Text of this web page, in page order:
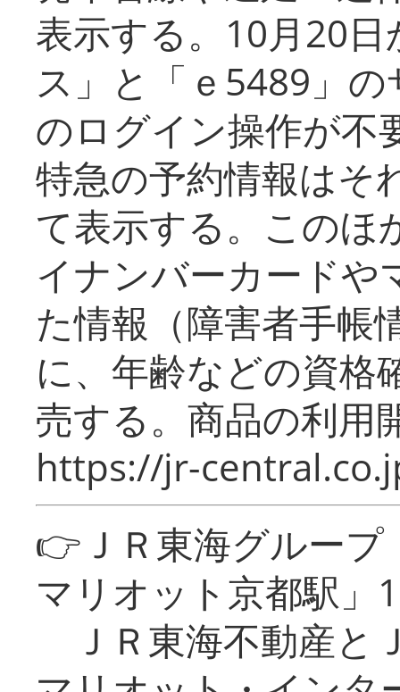
表示する。10月20
ス」と「ｅ5489」
のログイン操作が不
特急の予約情報はそ
て表示する。このほ
イナンバーカードや
た情報（障害者手帳
に、年齢などの資格
売する。商品の利用
https://jr-
👉ＪＲ東海グルー
マリオット京都駅」
ＪＲ東海不動産と